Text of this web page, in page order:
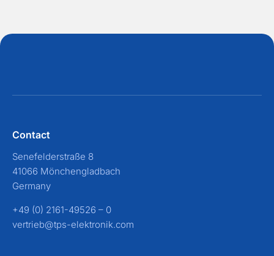
Contact
Senefelderstraße 8
41066 Mönchengladbach
Germany
+49 (0) 2161-49526 – 0
vertrieb@tps-elektronik.com